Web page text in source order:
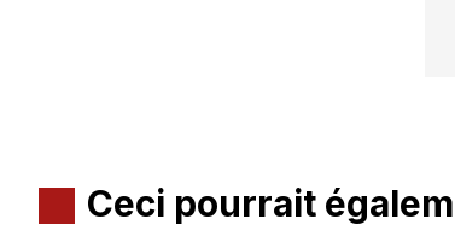
Ceci pourrait